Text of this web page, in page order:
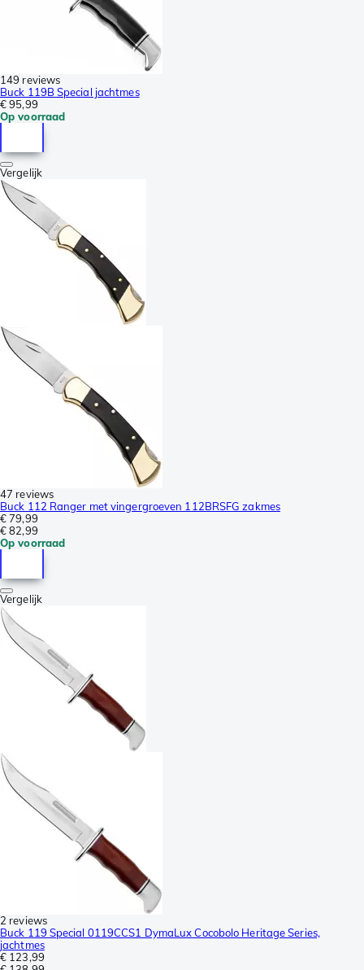
149 reviews
Buck 119B Special jachtmes
€ 95,99
Op voorraad
Vergelijk
47 reviews
Buck 112 Ranger met vingergroeven 112BRSFG zakmes
€ 79,99
€ 82,99
Op voorraad
Vergelijk
2 reviews
Buck 119 Special 0119CCS1 DymaLux Cocobolo Heritage Series,
jachtmes
€ 123,99